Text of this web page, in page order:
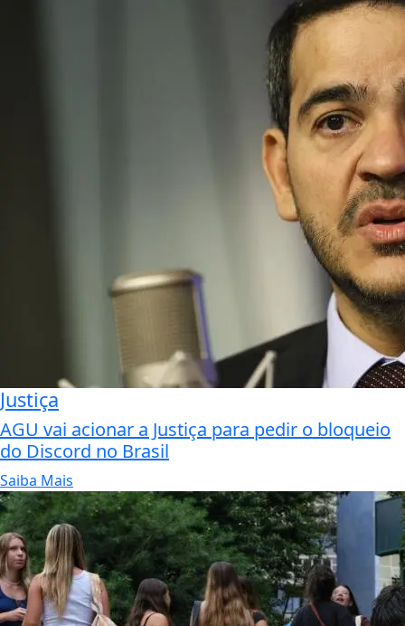
Justiça
AGU vai acionar a Justiça para pedir o bloqueio
do Discord no Brasil
Saiba Mais